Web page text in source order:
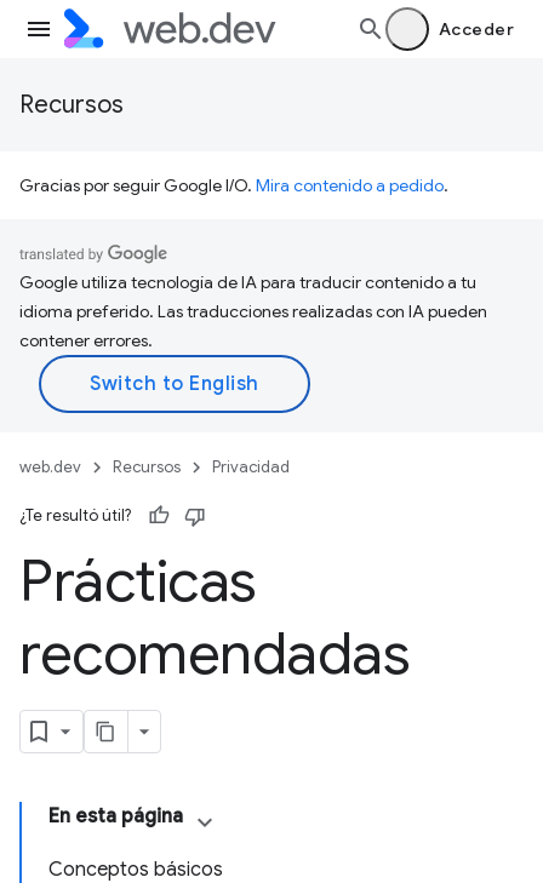
Acceder
Recursos
Gracias por seguir Google I/O. Mira contenido a pedido.
Google utiliza tecnología de IA para traducir contenido a tu
idioma preferido. Las traducciones realizadas con IA pueden
contener errores.
web.dev Recursos Privacidad
¿Te resultó útil?
Prácticas
recomendadas
En esta página
Conceptos básicos